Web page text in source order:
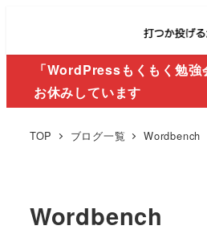
「WordPressもくもく勉強
お休みしています
TOP ブログ一覧 Wordbench
Wordbench